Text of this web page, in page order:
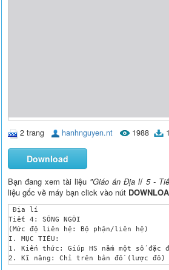
2 trang hanhnguyen.nt 1988 1
Download
Bạn đang xem tài liệu "Giáo án Địa lí 5 -
liệu gốc về máy bạn click vào nút
Địa lí
Tiết 4: SÔNG NGÒI
(Mức độ liên hệ: Bộ phận/liên hệ)
I. MỤC TIÊU:
1. Kiến thức: Giúp HS nắm một số
2. Kĩ năng: Chỉ trên bản đồ (lược đồ)
3. Thái độ: Giáo dục HS nhận thức